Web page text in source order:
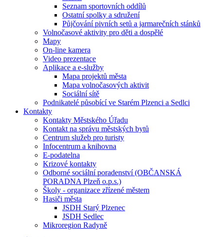
Seznam sportovních oddílů
Ostatní spolky a sdružení
Půjčování pivních setů a jarmarečních stánků
Volnočasové aktivity pro děti a dospělé
Mapy
On-line kamera
Video prezentace
Aplikace a e-služby
Mapa projektů města
Mapa volnočasových aktivit
Sociální sítě
Podnikatelé působící ve Starém Plzenci a Sedlci
Kontakty
Kontakty Městského Úřadu
Kontakt na správu městských bytů
Centrum služeb pro turisty
Infocentrum a knihovna
E-podatelna
Krizové kontakty
Odborné sociální poradenství (OBČANSKÁ
PORADNA Plzeň o.p.s.)
Školy - organizace zřízené městem
Hasiči města
JSDH Starý Plzenec
JSDH Sedlec
Mikroregion Radyně